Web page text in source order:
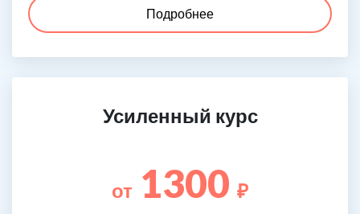
Подробнее
Усиленный курс
от 1300 ₽